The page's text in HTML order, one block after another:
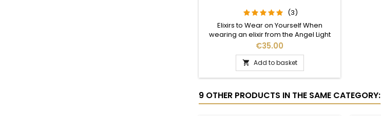
(3)
Elixirs to Wear on Yourself When
wearing an elixir from the Angel Light
range, it radiates the virtue it contains
into our aura. In addition to an
immediate effect, it helps us to
integrate and develop it in our daily life.
Using it in meditation will amplify its
therefore its manifestation. Developing
Price
€35.00
 Add to basket
9 OTHER PRODUCTS IN THE SAME CATEGORY: